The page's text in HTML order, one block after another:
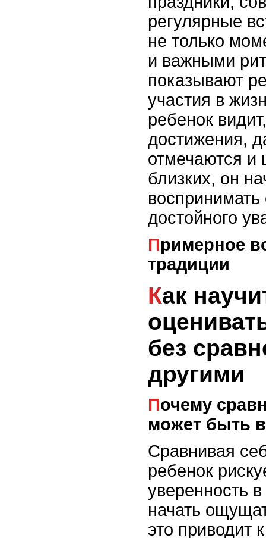
регулярные
не только
и важными
показывают
участия в
ребенок
достижения,
отмечаются и
близких, он
воспринимать
достойного
Примерное воспитание через
традиции
Как научить ребенка
без
другими
Почему сравнение с другими
может быть
Сравнивая
ребенок
уверенность
начать
это приводит